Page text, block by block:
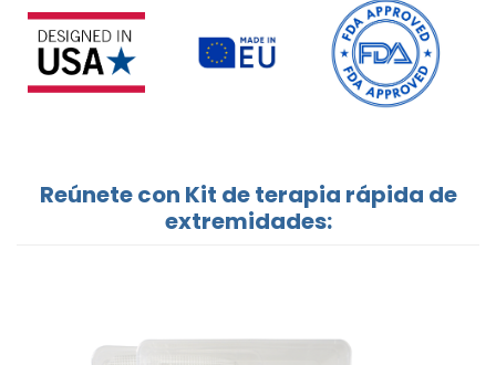
Reúnete con Kit de terapia rápida de
extremidades: